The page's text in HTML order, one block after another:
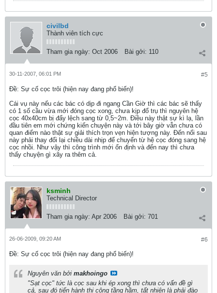
civilbd
Thành viên tích cực
Tham gia ngày: Oct 2006 Bài gởi: 110
#5
30-11-2007, 06:01 PM
Ðề: Sự cố cọc trôi (hiện nay đang phổ biến)!
Cái vụ này nếu các bác có dịp đi ngang Cần Giờ thì các bác sẽ thấy
có 1 số cầu vừa mới đóng cọc xong, chưa kịp đổ trụ thì nguyên hệ
cọc 40x40cm bị đẩy lệch sang từ 0,5~2m. Điều này thật sự kì lạ, lần
đầu tiên em mới chứng kiến chuyện này và tới bây giờ vẫn chưa có
quan điểm nào thật sự giải thích trọn vẹn hiện tượng này. Đến nổi sau
này phải thay đổi lại chiều dài nhịp để chuyển từ hệ cọc đóng sang hệ
cọc nhồi. Như vậy thì công trình mới ổn định và đến nay thì chưa
thấy chuyện gì xãy ra thêm cả.
ksminh
Technical Director
Tham gia ngày: Apr 2006 Bài gởi: 701
#6
26-06-2009, 09:20 AM
Ðề: Sự cố cọc trôi (hiện nay đang phổ biến)!
Nguyên văn bởi makhoingo
"Sạt cọc" tức là cọc sau khi ép xong thì chưa có vấn đề gì
cả, sau đó tiến hành thi công tầng hầm, tất nhiên là phải đào